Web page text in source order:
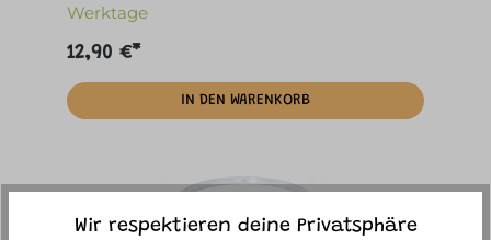
Werktage
12,90 €*
IN DEN WARENKORB
Wir respektieren deine Privatsphäre